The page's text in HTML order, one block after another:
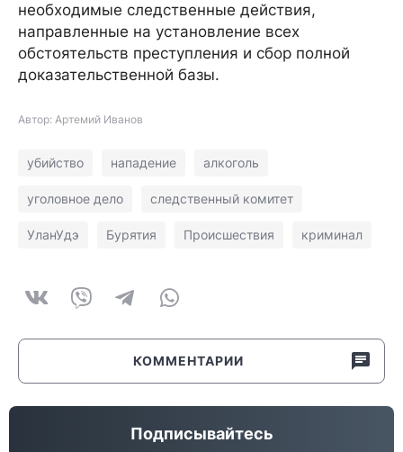
необходимые следственные действия,
направленные на установление всех
обстоятельств преступления и сбор полной
доказательственной базы.
Автор: Артемий Иванов
убийство нападение алкоголь
уголовное дело следственный комитет
УланУдэ Бурятия Происшествия криминал
КОММЕНТАРИИ
Подписывайтесь